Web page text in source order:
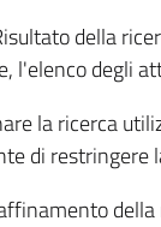
della
l'elenco degli
la ricerca
di restringere
della